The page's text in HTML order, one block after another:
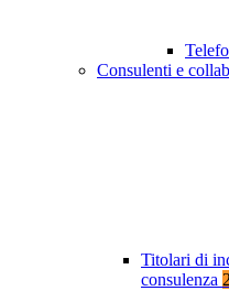
Consulenti e
Titolari di
consulenza